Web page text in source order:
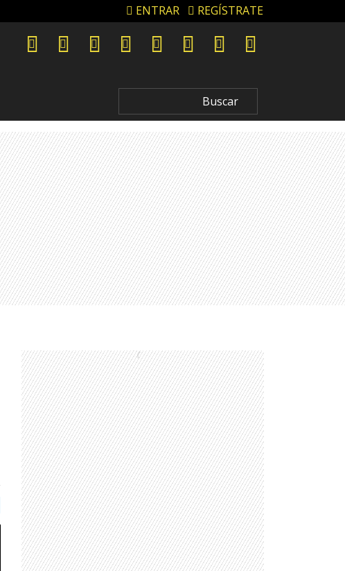
ENTRAR REGÍSTRATE